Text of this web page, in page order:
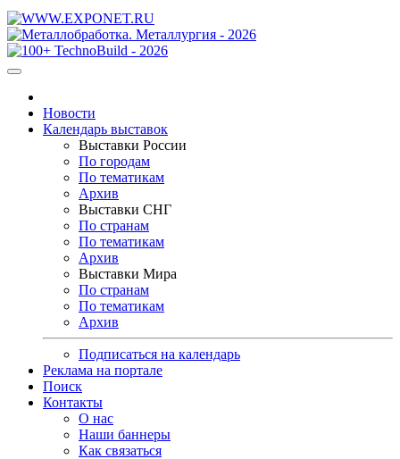
Новости
Календарь выставок
Выставки России
По городам
По тематикам
Архив
Выставки СНГ
По странам
По тематикам
Архив
Выставки Мира
По странам
По тематикам
Архив
Подписаться на календарь
Реклама на портале
Поиск
Контакты
О нас
Наши баннеры
Как связаться